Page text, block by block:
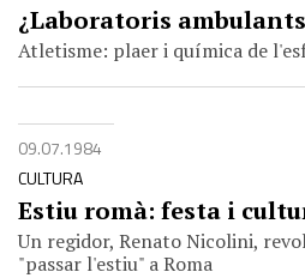
¿Laboratoris
Atletisme: plaer i química de
09.07.1984
CULTURA
Estiu romà: festa i
Un regidor, Renato Nicolini,
"passar l'estiu" a Roma